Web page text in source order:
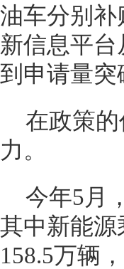
油车分别补
新信息平
到申请量突
在政策
力。
今年5月
其中新能源
158.5万辆